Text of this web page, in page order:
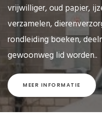
vrijwilliger, oud papier,
verzamelen,
rondleiding boeken,
gewoonweg lid worden..
MEER INFORMATIE